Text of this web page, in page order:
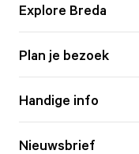
Explore Breda
Plan je bezoek
Handige info
Nieuwsbrief